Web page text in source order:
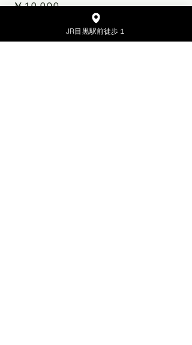
￥10,000
JR目黒駅前徒歩１